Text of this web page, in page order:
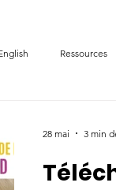
Ressources
Actualités
28 mai 3 min